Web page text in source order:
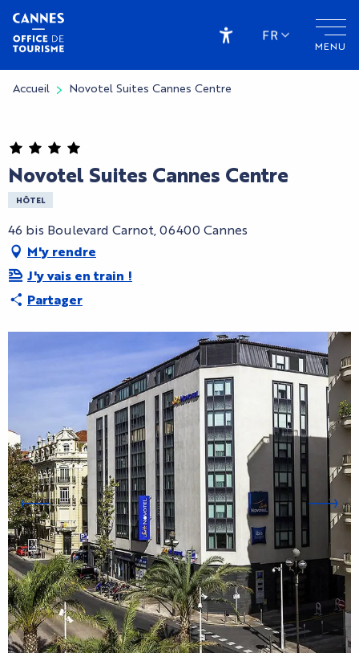
Aller
contenu
principal
MENU
Accessibilité
FR
Accueil Novotel Suites Cannes Centre
Novotel Suites Cannes Centre
HÔTEL
46 bis Boulevard Carnot, 06400 Cannes
M'y rendre
J'y vais en train !
Partager